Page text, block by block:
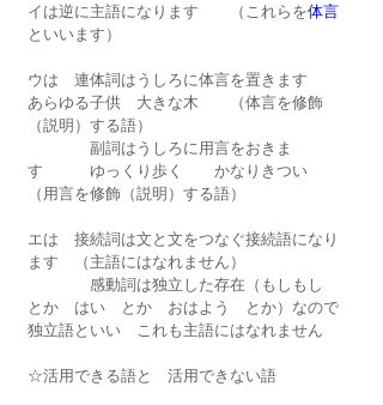
イは逆に主語になります　　（これらを体言
といいます）
ウは　連体詞はうしろに体言を置きます
あらゆる子供　大きな木　　（体言を修飾
（説明）する語）
副詞はうしろに用言をおきま
す　　　ゆっくり歩く　　かなりきつい
（用言を修飾（説明）する語）
エは　接続詞は文と文をつなぐ接続語になり
ます　（主語にはなれません）
感動詞は独立した存在（もしもし
とか　はい　とか　おはよう　とか）なので
独立語といい　これも主語にはなれません
☆活用できる語と　活用できない語